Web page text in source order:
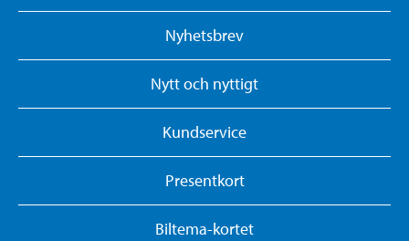
Nyhetsbrev
Nytt och nyttigt
Kundservice
Presentkort
Biltema-kortet